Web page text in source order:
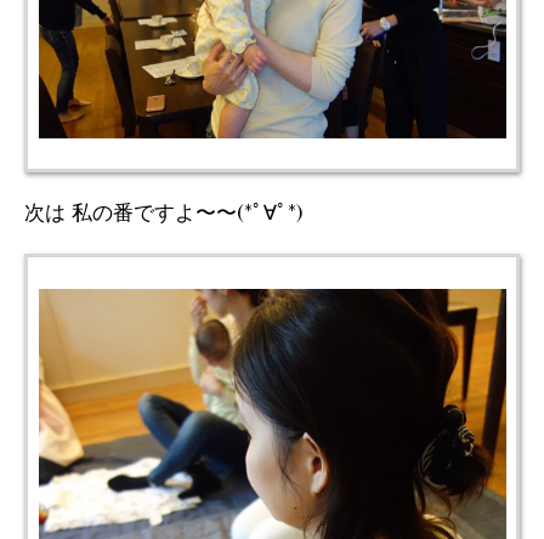
次は 私の番ですよ〜〜(*ﾟ∀ﾟ*)